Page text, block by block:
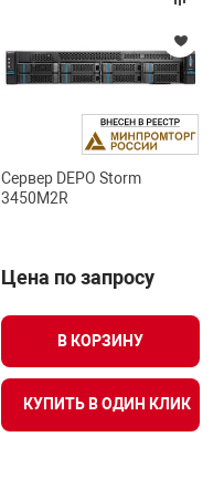
Сервер DEPO Storm
3450M2R
Цена по запросу
В КОРЗИНУ
КУПИТЬ В ОДИН КЛИК